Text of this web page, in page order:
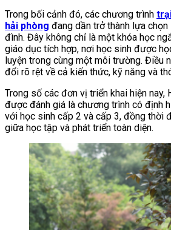
Trong bối cảnh đó, các chương trình
hải phòng đang dần trở thành lựa
đình. Đây không chỉ là một khóa học
giáo dục tích hợp, nơi học sinh được
luyện trong cùng một môi trường. Điều
đổi rõ rệt về cả kiến thức, kỹ năng và
Trong số các đơn vị triển khai hiện nay,
được đánh giá là chương trình có định
với học sinh cấp 2 và cấp 3, đồng thời
giữa học tập và phát triển toàn diện.